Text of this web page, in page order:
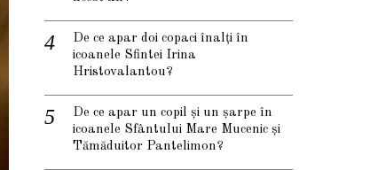
De ce apar doi copaci înalți în
icoanele Sfintei Irina
Hristovalantou?
De ce apar un copil și un șarpe în
icoanele Sfântului Mare Mucenic și
Tămăduitor Pantelimon?